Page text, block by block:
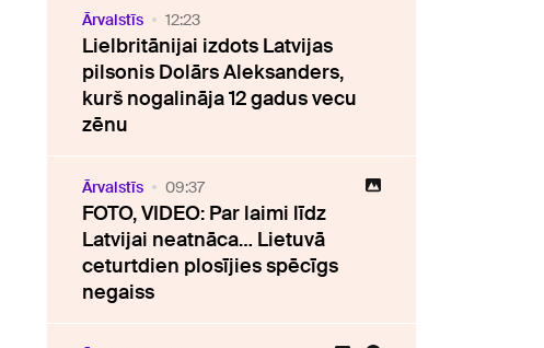
Ārvalstīs 12:23
Lielbritānijai izdots Latvijas
pilsonis Dolārs Aleksanders,
kurš nogalināja 12 gadus vecu
zēnu
Ārvalstīs 09:37
FOTO, VIDEO: Par laimi līdz
Latvijai neatnāca… Lietuvā
ceturtdien plosījies spēcīgs
negaiss